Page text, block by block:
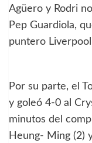
Agüero y Rodri
Pep Guardiola,
puntero
Por su parte, el
y goleó 4-0 al
minutos del
Heung- Ming (2)